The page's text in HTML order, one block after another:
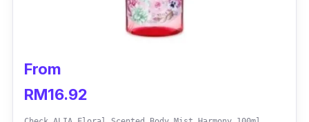
From
RM16.92